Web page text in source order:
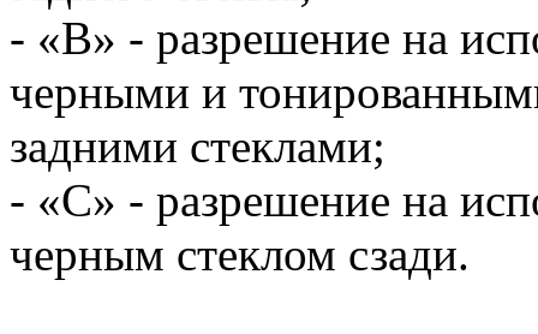
- «В» - разрешение на
черными и
задними стеклами;
- «С» - разрешение на
черным стеклом сзади.